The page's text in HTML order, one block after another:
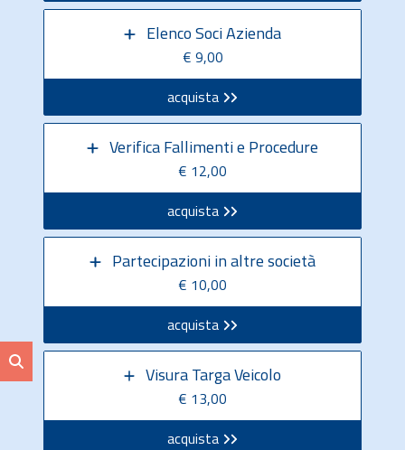
Elenco Soci Azienda
€ 9,00
acquista
Verifica Fallimenti e Procedure
€ 12,00
acquista
Partecipazioni in altre società
€ 10,00
acquista
Visura Targa Veicolo
€ 13,00
acquista